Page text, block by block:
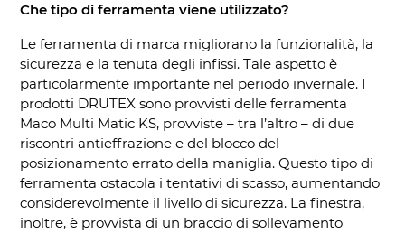
Che tipo di ferramenta viene utilizzato?
Le ferramenta di marca migliorano la funzionalità, la
sicurezza e la tenuta degli infissi. Tale aspetto è
particolarmente importante nel periodo invernale. I
prodotti DRUTEX sono provvisti delle ferramenta
Maco Multi Matic KS, provviste – tra l’altro – di due
riscontri antieffrazione e del blocco del
posizionamento errato della maniglia. Questo tipo di
ferramenta ostacola i tentativi di scasso, aumentando
considerevolmente il livello di sicurezza. La finestra,
inoltre, è provvista di un braccio di sollevamento